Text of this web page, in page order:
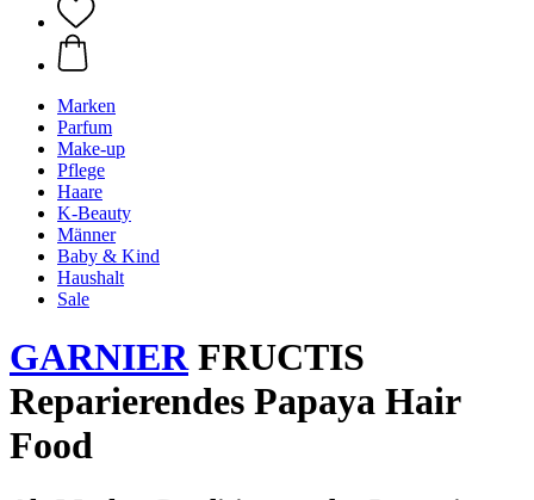
Marken
Parfum
Make-up
Pflege
Haare
K-Beauty
Männer
Baby & Kind
Haushalt
Sale
GARNIERFRUCTIS
Reparierendes Papaya Hair
Food